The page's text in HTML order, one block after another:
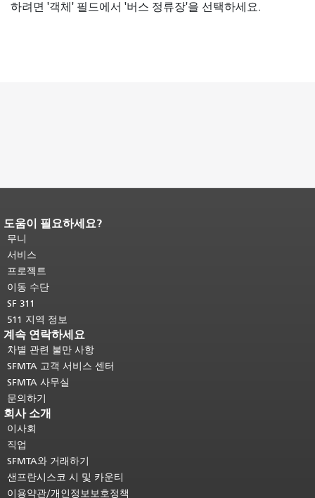
하려면 '객체' 필드에서 '버스 정류장'을 선택하세요.
페이지 내용 끝입니다.이 페이지의 나
머지 내용은 모든 페이지에 반복됩니
다.메인 콘텐츠 상단으로 돌아가려면
여기를 클릭하십시오
도움이 필요하세요?
무니
서비스
프로젝트
이동 수단
SF 311
511 지역 정보
계속 연락하세요
차별 관련 불만 사항
SFMTA 고객 서비스 센터
SFMTA 사무실
문의하기
회사 소개
이사회
직업
SFMTA와 거래하기
샌프란시스코 시 및 카운티
이용약관/개인정보보호정책